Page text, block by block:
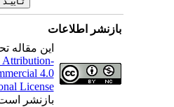
بازنشر اطلاعات
این مقاله
Attribution-
4.0
License
بازنشر است.